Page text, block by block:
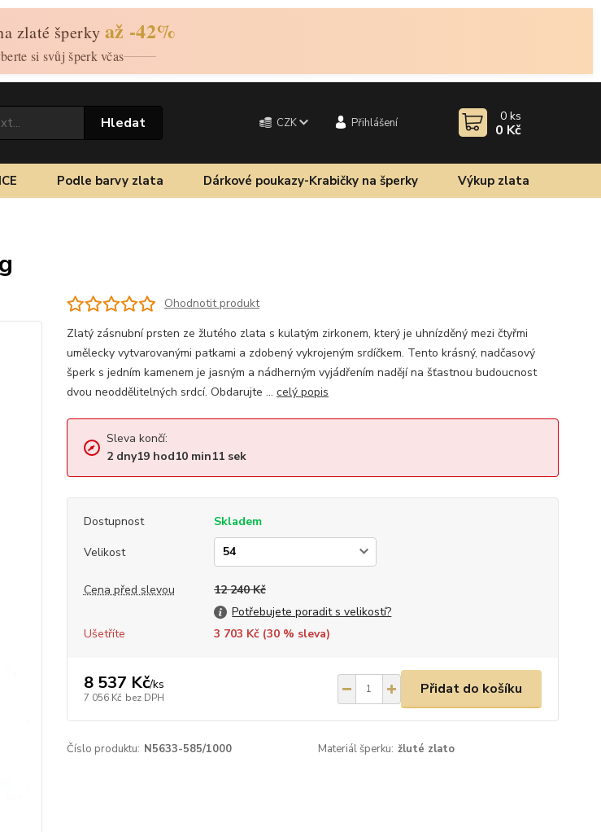
zlaté šperky až -42%
si svůj šperk včas
CZK Přihlášení
Hledat 0 ks
0 Kč
Podle barvy zlata Dárkové poukazy-Krabičky na šperky Výkup zlata
Ohodnotit produkt
Zlatý zásnubní prsten ze žlutého zlata s kulatým zirkonem, který je uhnízděný mezi čtyřmi
umělecky vytvarovanými patkami a zdobený vykrojeným srdíčkem. Tento krásný, nadčasový
šperk s jedním kamenem je jasným a nádherným vyjádřením nadějí na šťastnou budoucnost
dvou neoddělitelných srdcí. Obdarujte ... celý popis
Sleva končí:
2 dny19hod10min10sek
Dostupnost
Skladem
Velikost
Cena před slevou
12 240 Kč
Potřebujete poradit s velikostí?
Ušetříte
3 703 Kč (30% sleva)
8 537 Kč/ks
7 056 Kč bez DPH
Přidat do košíku
Číslo produktu: N5633-585/1000 Materiál šperku: žluté zlato